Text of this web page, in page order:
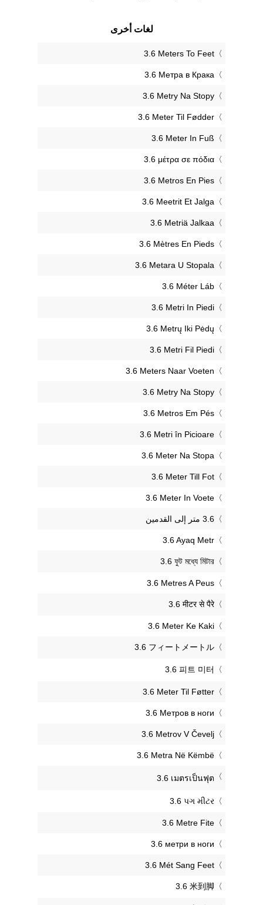
لغات أخرى
‎3.6 Meters To Feet
‎3.6 Метра в Крака
‎3.6 Metry Na Stopy
‎3.6 Meter Til Fødder
‎3.6 Meter In Fuß
‎3.6 μέτρα σε πόδια
‎3.6 Metros En Pies
‎3.6 Meetrit Et Jalga
‎3.6 Metriä Jalkaa
‎3.6 Mètres En Pieds
‎3.6 Metara U Stopala
‎3.6 Méter Láb
‎3.6 Metri In Piedi
‎3.6 Metrų Iki Pėdų
‎3.6 Metri Fil Piedi
‎3.6 Meters Naar Voeten
‎3.6 Metry Na Stopy
‎3.6 Metros Em Pés
‎3.6 Metri în Picioare
‎3.6 Meter Na Stopa
‎3.6 Meter Till Fot
‎3.6 Meter In Voete
‎3.6 Ayaq Metr
‎3.6 ফুট মধ্যে মিটার
‎3.6 Metres A Peus
‎3.6 मीटर से पैरे
‎3.6 Meter Ke Kaki
‎3.6 フィートメートル
‎3.6 피트 미터
‎3.6 Meter Til Føtter
‎3.6 Метров в ноги
‎3.6 Metrov V Čevelj
‎3.6 Metra Në Këmbë
‎3.6 เมตรเป็นฟุต
‎3.6 પગ મીટર
‎3.6 Metre Fite
‎3.6 метри в ноги
‎3.6 Mét Sang Feet
‎3.6 米到脚